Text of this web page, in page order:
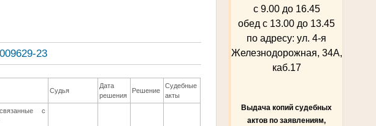
с 9.00 до 16.45
обед с 13.00 до 13.45
по адресу: ул. 4-я
Железнодорожная, 34А,
каб.17
Выдача копий судебных
актов по заявлениям,
23
Судья
Дата
решения
Решение
Судебные
акты
с